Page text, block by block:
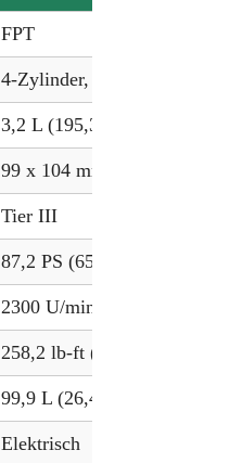
FPT
4-Zylinder,
3,2 L (195,3 in³)
99 x 104 mm (3.90 x 4.09
Tier III
87,2 PS (65,0 kW)
2300 U/min
258,2 lb-ft (350,1 Nm)
99,9 L (26,4 gal)
Elektrisch